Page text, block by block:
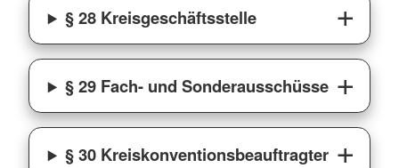
§ 28 Kreisgeschäftsstelle
§ 29 Fach- und Sonderausschüsse
§ 30 Kreiskonventionsbeauftragter